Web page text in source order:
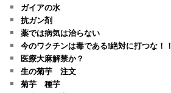
ガイアの水
抗ガン剤
薬では病気は治らない
今のワクチンは毒である!絶対に打つな！！
医療大麻解禁か？
生の菊芋 注文
菊芋 種芋